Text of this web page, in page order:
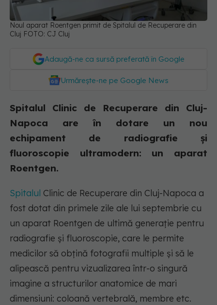
Noul aparat Roentgen primit de Spitalul de Recuperare din
Cluj FOTO: CJ Cluj
Adaugă-ne ca sursă preferată în Google
Urmărește-ne pe Google News
Spitalul Clinic de Recuperare din Cluj-
Napoca are în dotare un nou
echipament de radiografie și
fluoroscopie ultramodern: un aparat
Roentgen.
Spitalul Clinic de Recuperare din Cluj-Napoca a
fost dotat din primele zile ale lui septembrie cu
un aparat Roentgen de ultimă generație pentru
radiografie şi fluoroscopie, care le permite
medicilor să obțină fotografii multiple şi să le
alipească pentru vizualizarea într-o singură
imagine a structurilor anatomice de mari
dimensiuni: coloană vertebrală, membre etc.